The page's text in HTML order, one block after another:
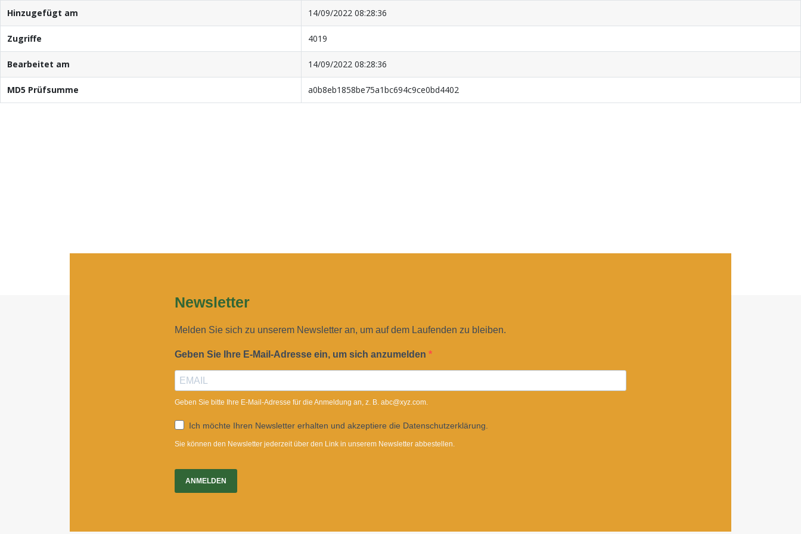
Hinzugefügt am 14/09/2022 08:28:36
Zugriffe 4019
Bearbeitet am 14/09/2022 08:28:36
MD5 Prüfsumme a0b8eb1858be75a1bc694c9ce0bd4402
Newsletter
Melden Sie sich zu unserem Newsletter an, um auf dem Laufenden zu bleiben.
Geben Sie Ihre E-Mail-Adresse ein, um sich anzumelden
Geben Sie bitte Ihre E-Mail-Adresse für die Anmeldung an, z. B. abc@xyz.com.
Ich möchte Ihren Newsletter erhalten und akzeptiere die Datenschutzerklärung.
Sie können den Newsletter jederzeit über den Link in unserem Newsletter abbestellen.
ANMELDEN